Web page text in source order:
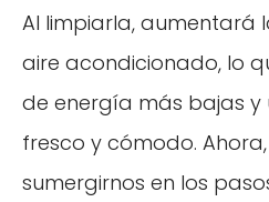
Al limpiarla, aumentará
aire acondicionado, lo
de energía más bajas y
fresco y cómodo.
sumergirnos en los